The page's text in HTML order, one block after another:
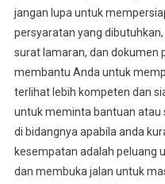
jangan lupa untuk
persyaratan yang
surat lamaran, dan dokumen
membantu Anda untuk
terlihat lebih kompeten dan
untuk meminta bantuan atau
di bidangnya apabila anda
kesempatan adalah peluang
dan membuka jalan untuk